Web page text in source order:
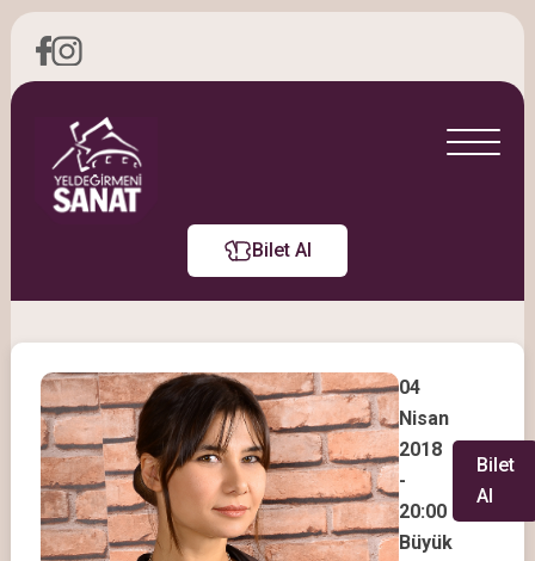
Bilet Al
04
Nisan
2018
-
20:00
Büyük
Bilet
Al